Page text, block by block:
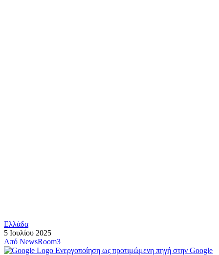
Ελλάδα
5 Ιουλίου 2025
Από NewsRoom3
Ενεργοποίηση ως προτιμώμενη πηγή στην Google